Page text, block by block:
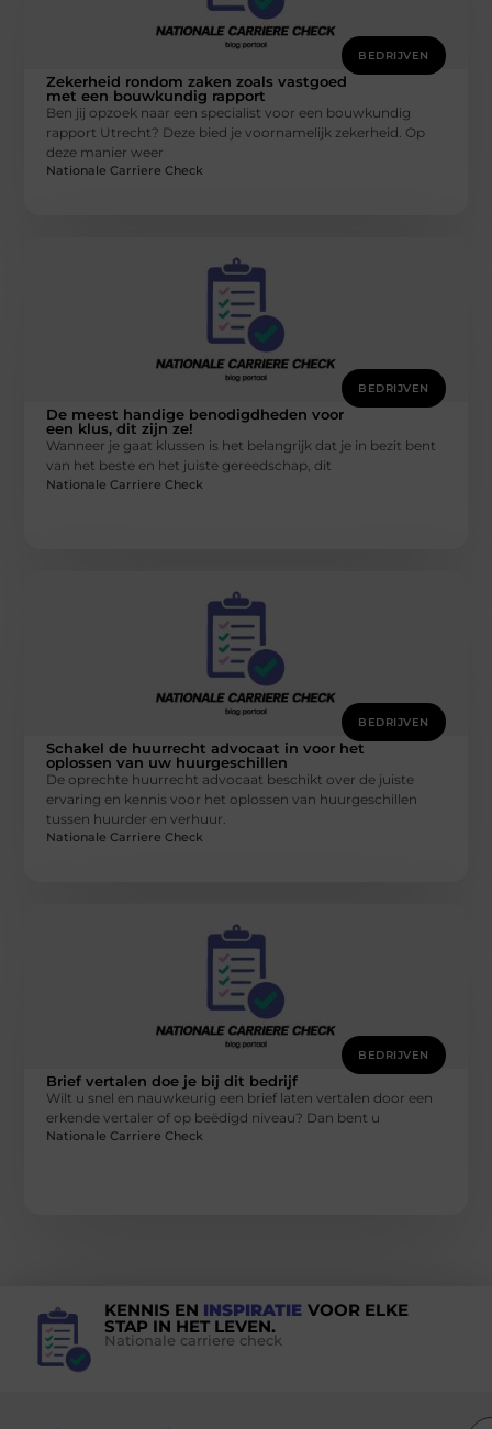
BEDRIJVEN
Zekerheid rondom zaken zoals vastgoed
met een bouwkundig rapport
Ben jij opzoek naar een specialist voor een bouwkundig
rapport Utrecht? Deze bied je voornamelijk zekerheid. Op
deze manier weer
Nationale Carriere Check
BEDRIJVEN
De meest handige benodigdheden voor
een klus, dit zijn ze!
Wanneer je gaat klussen is het belangrijk dat je in bezit bent
van het beste en het juiste gereedschap, dit
Nationale Carriere Check
BEDRIJVEN
Schakel de huurrecht advocaat in voor het
oplossen van uw huurgeschillen
De oprechte huurrecht advocaat beschikt over de juiste
ervaring en kennis voor het oplossen van huurgeschillen
tussen huurder en verhuur.
Nationale Carriere Check
BEDRIJVEN
Brief vertalen doe je bij dit bedrijf
Wilt u snel en nauwkeurig een brief laten vertalen door een
erkende vertaler of op beëdigd niveau? Dan bent u
Nationale Carriere Check
KENNIS EN INSPIRATIE VOOR ELKE
STAP IN HET LEVEN.
Nationale carriere check